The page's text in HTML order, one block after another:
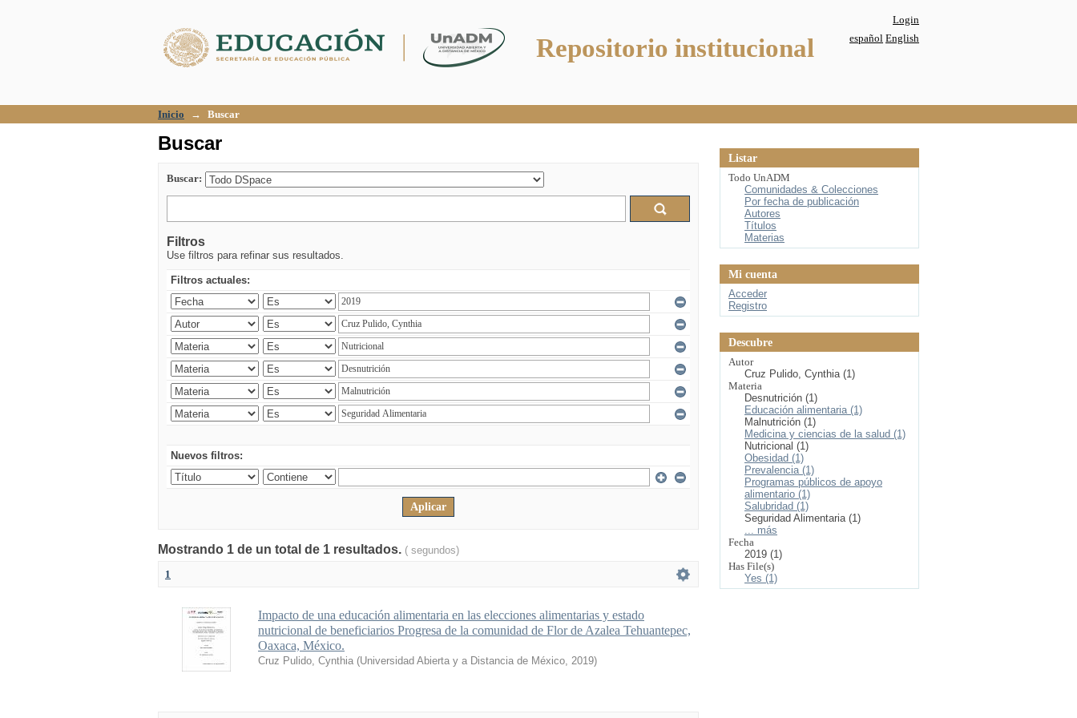
Repositorio institucional
Login
español English
Inicio → Buscar
Buscar
Buscar:
Filtros
Use filtros para refinar sus resultados.
Filtros actuales:
Nuevos filtros:
Mostrando 1 de un total de 1 resultados. ( segundos)
1
Impacto de una educación alimentaria en las elecciones alimentarias y estado
nutricional de beneficiarios Progresa de la comunidad de Flor de Azalea Tehuantepec,
Oaxaca, México.
Cruz Pulido, Cynthia (Universidad Abierta y a Distancia de México, 2019)
Listar
Todo UnADM
Comunidades & Colecciones
Por fecha de publicación
Autores
Títulos
Materias
Mi cuenta
Acceder
Registro
Descubre
Autor
Cruz Pulido, Cynthia (1)
Materia
Desnutrición (1)
Educación alimentaria (1)
Malnutrición (1)
Medicina y ciencias de la salud (1)
Nutricional (1)
Obesidad (1)
Prevalencia (1)
Programas públicos de apoyo
alimentario (1)
Salubridad (1)
Seguridad Alimentaria (1)
... más
Fecha
2019 (1)
Has File(s)
Yes (1)